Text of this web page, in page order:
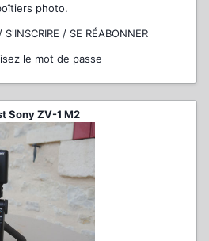
photo.
S'INSCRIRE / SE RÉABONNER
le mot de passe
Sony ZV-1 M2